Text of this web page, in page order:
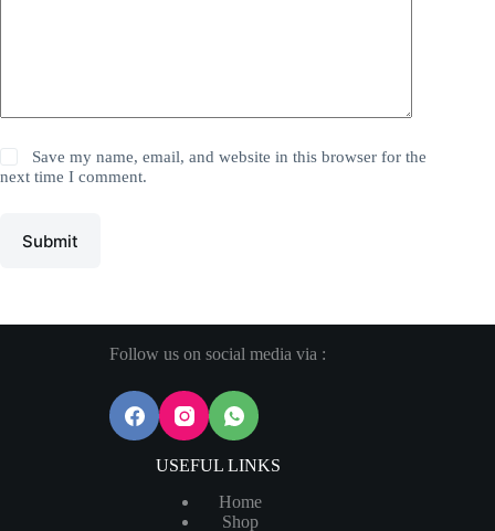
Save my name, email, and website in this browser for the
next time I comment.
Submit
Follow us on social media via :
USEFUL LINKS
Home
Shop